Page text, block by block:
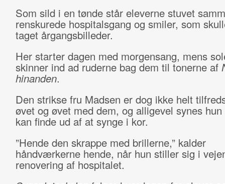
Som sild i en tønde står eleverne stuvet
renskurede hospitalsgang og smiler, som
taget årgangsbilleder.
Her starter dagen med morgensang, mens
skinner ind ad ruderne bag dem til tonerne af
hinanden.
Den strikse fru Madsen er dog ikke helt
øvet og øvet med dem, og alligevel synes
kan finde ud af at synge i kor.
”Hende den skrappe med brillerne,” kalder
håndværkerne hende, når hun stiller sig i
renovering af hospitalet.